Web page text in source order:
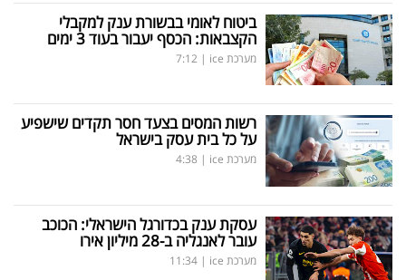
ביטוח לאומי בבשורת ענק למקבלי
הקצבאות: הכסף יעבור בעוד 3 ימים
מערכת ice |
7:12
רשות המסים בצעד חסר תקדים שישפיע
על כל בית עסק בישראל
מערכת ice |
4:38
עסקת ענק בכדורגל הישראלי: הכוכב
עובר לאנגליה ב-28 מיליון אירו
מערכת ice |
11:34